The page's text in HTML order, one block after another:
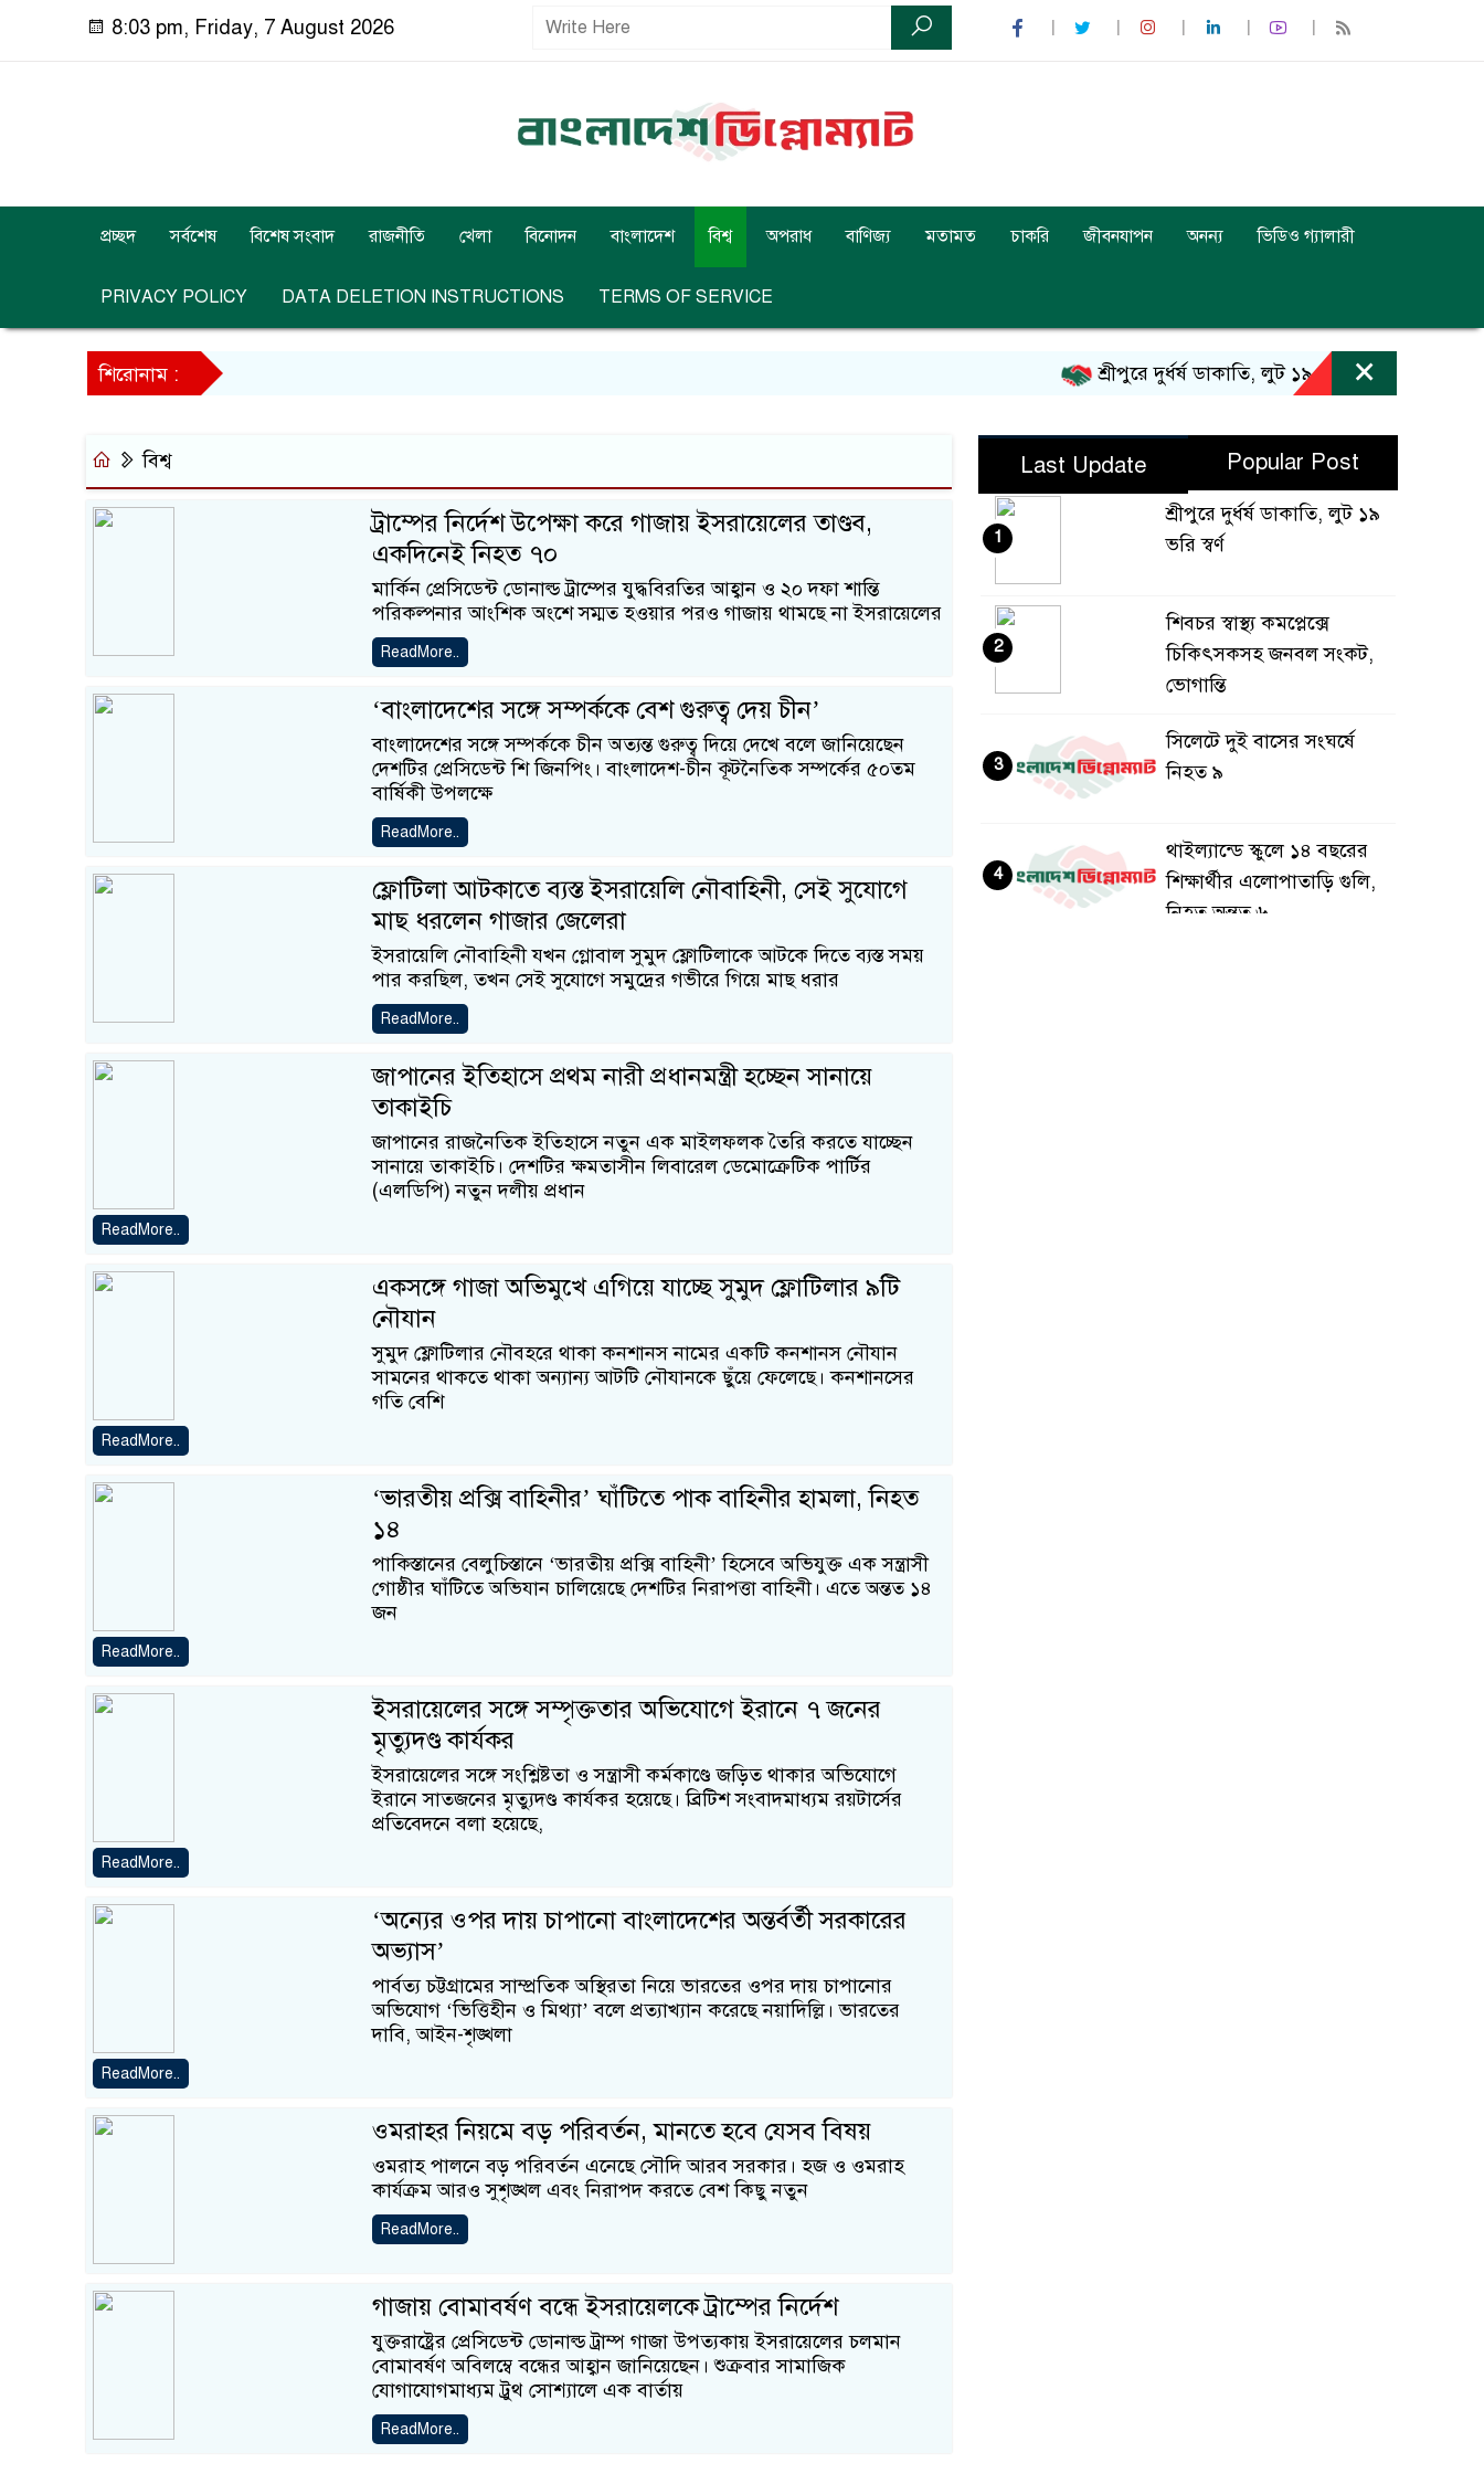
8:03 pm, Friday, 7 August 2026
প্রচ্ছদ সর্বশেষ বিশেষ সংবাদ রাজনীতি খেলা বিনোদন বাংলাদেশ বিশ্ব অপরাধ বাণিজ্য মতামত চাকরি জীবনযাপন অনন্য ভিডিও গ্যালারী
PRIVACY POLICY DATA DELETION INSTRUCTIONS TERMS OF SERVICE
শিরোনাম : শ্রীপুরে দুর্ধর্ষ ডাকাতি, লুট ১৯ ভরি স্বর্ণ ×
বিশ্ব
ট্রাম্পের নির্দেশ উপেক্ষা করে গাজায় ইসরায়েলের তাণ্ডব,
একদিনেই নিহত ৭০
মার্কিন প্রেসিডেন্ট ডোনাল্ড ট্রাম্পের যুদ্ধবিরতির আহ্বান ও ২০ দফা শান্তি
পরিকল্পনার আংশিক অংশে সম্মত হওয়ার পরও গাজায় থামছে না ইসরায়েলের
ReadMore..
‘বাংলাদেশের সঙ্গে সম্পর্ককে বেশ গুরুত্ব দেয় চীন’
বাংলাদেশের সঙ্গে সম্পর্ককে চীন অত্যন্ত গুরুত্ব দিয়ে দেখে বলে জানিয়েছেন
দেশটির প্রেসিডেন্ট শি জিনপিং। বাংলাদেশ-চীন কূটনৈতিক সম্পর্কের ৫০তম
বার্ষিকী উপলক্ষে
ReadMore..
ফ্লোটিলা আটকাতে ব্যস্ত ইসরায়েলি নৌবাহিনী, সেই সুযোগে
মাছ ধরলেন গাজার জেলেরা
ইসরায়েলি নৌবাহিনী যখন গ্লোবাল সুমুদ ফ্লোটিলাকে আটকে দিতে ব্যস্ত সময়
পার করছিল, তখন সেই সুযোগে সমুদ্রের গভীরে গিয়ে মাছ ধরার
ReadMore..
জাপানের ইতিহাসে প্রথম নারী প্রধানমন্ত্রী হচ্ছেন সানায়ে
তাকাইচি
জাপানের রাজনৈতিক ইতিহাসে নতুন এক মাইলফলক তৈরি করতে যাচ্ছেন
সানায়ে তাকাইচি। দেশটির ক্ষমতাসীন লিবারেল ডেমোক্রেটিক পার্টির
(এলডিপি) নতুন দলীয় প্রধান
ReadMore..
একসঙ্গে গাজা অভিমুখে এগিয়ে যাচ্ছে সুমুদ ফ্লোটিলার ৯টি
নৌযান
সুমুদ ফ্লোটিলার নৌবহরে থাকা কনশানস নামের একটি কনশানস নৌযান
সামনের থাকতে থাকা অন্যান্য আটটি নৌযানকে ছুঁয়ে ফেলেছে। কনশানসের
গতি বেশি
ReadMore..
‘ভারতীয় প্রক্সি বাহিনীর’ ঘাঁটিতে পাক বাহিনীর হামলা, নিহত
১৪
পাকিস্তানের বেলুচিস্তানে ‘ভারতীয় প্রক্সি বাহিনী’ হিসেবে অভিযুক্ত এক সন্ত্রাসী
গোষ্ঠীর ঘাঁটিতে অভিযান চালিয়েছে দেশটির নিরাপত্তা বাহিনী। এতে অন্তত ১৪
জন
ReadMore..
ইসরায়েলের সঙ্গে সম্পৃক্ততার অভিযোগে ইরানে ৭ জনের
মৃত্যুদণ্ড কার্যকর
ইসরায়েলের সঙ্গে সংশ্লিষ্টতা ও সন্ত্রাসী কর্মকাণ্ডে জড়িত থাকার অভিযোগে
ইরানে সাতজনের মৃত্যুদণ্ড কার্যকর হয়েছে। ব্রিটিশ সংবাদমাধ্যম রয়টার্সের
প্রতিবেদনে বলা হয়েছে,
ReadMore..
‘অন্যের ওপর দায় চাপানো বাংলাদেশের অন্তর্বর্তী সরকারের
অভ্যাস’
পার্বত্য চট্টগ্রামের সাম্প্রতিক অস্থিরতা নিয়ে ভারতের ওপর দায় চাপানোর
অভিযোগ ‘ভিত্তিহীন ও মিথ্যা’ বলে প্রত্যাখ্যান করেছে নয়াদিল্লি। ভারতের
দাবি, আইন-শৃঙ্খলা
ReadMore..
ওমরাহর নিয়মে বড় পরিবর্তন, মানতে হবে যেসব বিষয়
ওমরাহ পালনে বড় পরিবর্তন এনেছে সৌদি আরব সরকার। হজ ও ওমরাহ
কার্যক্রম আরও সুশৃঙ্খল এবং নিরাপদ করতে বেশ কিছু নতুন
ReadMore..
গাজায় বোমাবর্ষণ বন্ধে ইসরায়েলকে ট্রাম্পের নির্দেশ
যুক্তরাষ্ট্রের প্রেসিডেন্ট ডোনাল্ড ট্রাম্প গাজা উপত্যকায় ইসরায়েলের চলমান
বোমাবর্ষণ অবিলম্বে বন্ধের আহ্বান জানিয়েছেন। শুক্রবার সামাজিক
যোগাযোগমাধ্যম ট্রুথ সোশ্যালে এক বার্তায়
ReadMore..
Last Update Popular Post
শ্রীপুরে দুর্ধর্ষ ডাকাতি, লুট ১৯
ভরি স্বর্ণ
1
শিবচর স্বাস্থ্য কমপ্লেক্সে
চিকিৎসকসহ জনবল সংকট,
ভোগান্তি
2
সিলেটে দুই বাসের সংঘর্ষে
নিহত ৯
3
থাইল্যান্ডে স্কুলে ১৪ বছরের
শিক্ষার্থীর এলোপাতাড়ি গুলি,
নিহত অন্তত ৬
4